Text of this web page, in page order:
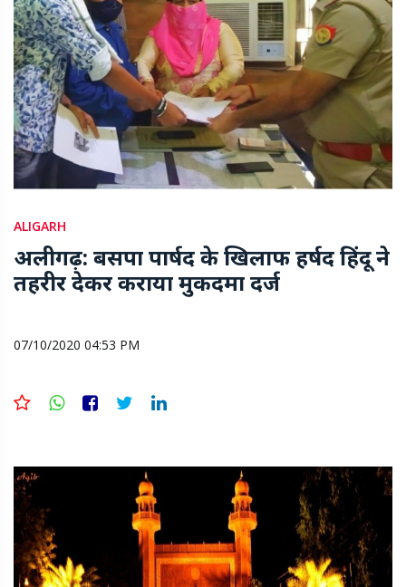
ALIGARH
अलीगढ़: बसपा पार्षद के खिलाफ हर्षद हिंदू ने
तहरीर देकर कराया मुकदमा दर्ज
07/10/2020 04:53 PM